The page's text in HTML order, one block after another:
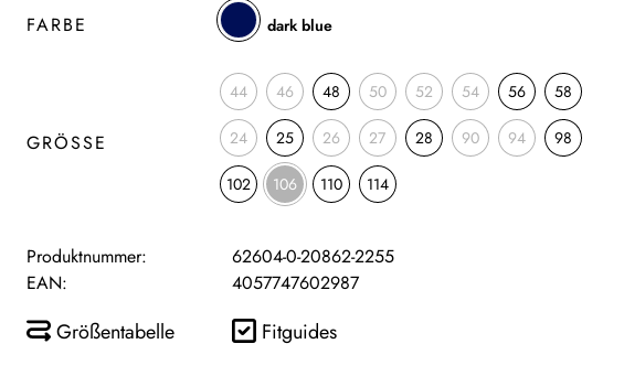
FARBE dark blue
GRÖSSE
44 46 48 50 52 54 56 58
24 25 26 27 28 90 94 98
102 106 110 114
Produktnummer:
62604-0-20862-2255
EAN:
4057747602987
Größentabelle Fitguides